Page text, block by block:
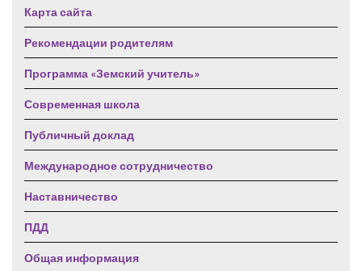
Карта сайта
Рекомендации родителям
Программа «Земский учитель»
Современная школа
Публичный доклад
Международное сотрудничество
Наставничество
ПДД
Общая информация